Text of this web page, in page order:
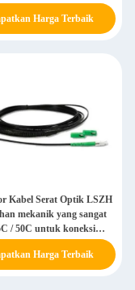
Harga Terbaik
Kabel Serat Optik LSZH
mekanik yang sangat
/ 50C untuk koneksi
yang cepat dan stabil
Harga Terbaik